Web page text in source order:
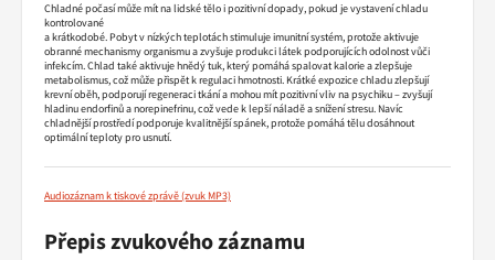
Chladné počasí může mít na lidské tělo i pozitivní dopady, pokud je vystavení chladu
kontrolované
a krátkodobé. Pobyt v nízkých teplotách stimuluje imunitní systém, protože aktivuje
obranné mechanismy organismu a zvyšuje produkci látek podporujících odolnost vůči
infekcím. Chlad také aktivuje hnědý tuk, který pomáhá spalovat kalorie a zlepšuje
metabolismus, což může přispět k regulaci hmotnosti. Krátké expozice chladu zlepšují
krevní oběh, podporují regeneraci tkání a mohou mít pozitivní vliv na psychiku – zvyšují
hladinu endorfinů a norepinefrinu, což vede k lepší náladě a snížení stresu. Navíc
chladnější prostředí podporuje kvalitnější spánek, protože pomáhá tělu dosáhnout
optimální teploty pro usnutí.
Audiozáznam k tiskové zprávě
Přepis zvukového záznamu